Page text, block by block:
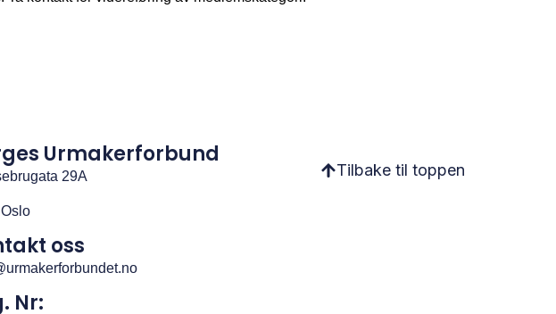
Urmakerforbund
29A
oss
Nr:
Tilbake til toppen